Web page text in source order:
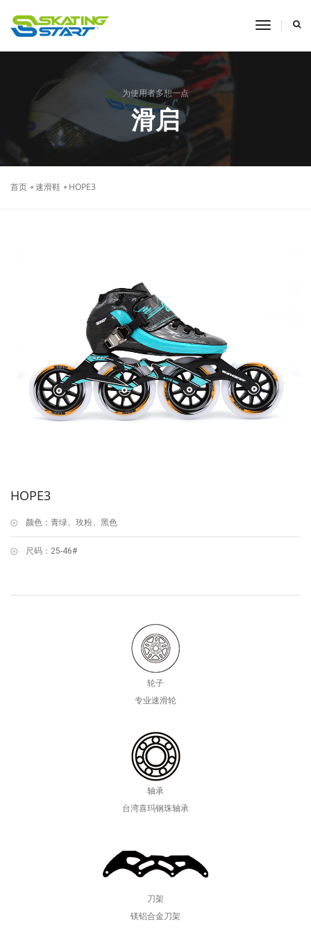
toggle
为使用者多想一点
滑启
首页 速滑鞋 HOPE3
HOPE3
颜色：青绿、玫粉、黑色
尺码：25-46#
轮子
专业速滑轮
轴承
台湾喜玛钢珠轴承
刀架
镁铝合金刀架